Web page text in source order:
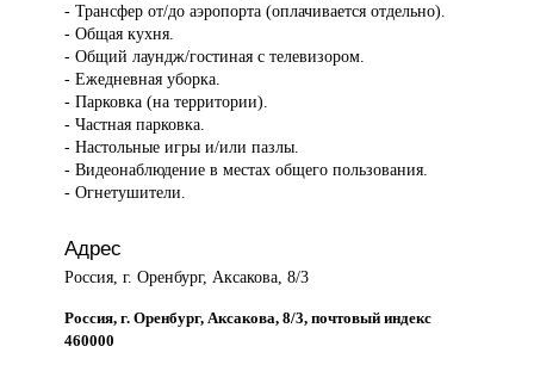
- Трансфер от/до аэропорта (оплачивается отдельно).
- Общая кухня.
- Общий лаундж/гостиная с телевизором.
- Ежедневная уборка.
- Парковка (на территории).
- Частная парковка.
- Настольные игры и/или пазлы.
- Видеонаблюдение в местах общего пользования.
- Огнетушители.
Адрес
Россия, г. Оренбург, Аксакова, 8/3
Россия, г. Оренбург, Аксакова, 8/3, почтовый индекс
460000